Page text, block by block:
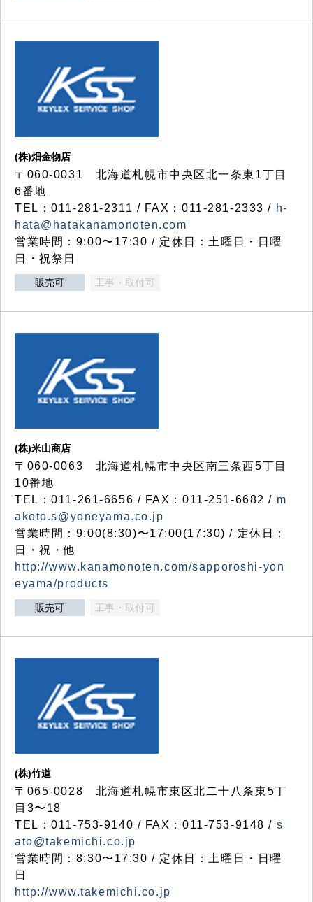
(株)畑金物店
〒060-0031 北海道札幌市中央区北一条東1丁目
6番地
TEL：011-281-2311 / FAX：011-281-2333 / h-
hata@hatakanamonoten.com
営業時間：9:00〜17:30 / 定休日：土曜日・日曜
日・祝祭日
販売可 工事・取付可
(株)米山商店
〒060-0063 北海道札幌市中央区南三条西5丁目
10番地
TEL：011-261-6656 / FAX：011-251-6682 / m
akoto.s@yoneyama.co.jp
営業時間：9:00(8:30)〜17:00(17:30) / 定休日：
日・祝・他
http://www.kanamonoten.com/sapporoshi-yon
eyama/products
販売可 工事・取付可
(株)竹道
〒065-0028 北海道札幌市東区北二十八条東5丁
目3〜18
TEL：011-753-9140 / FAX：011-753-9148 / s
ato@takemichi.co.jp
営業時間：8:30〜17:30 / 定休日：土曜日・日曜
日
http://www.takemichi.co.jp